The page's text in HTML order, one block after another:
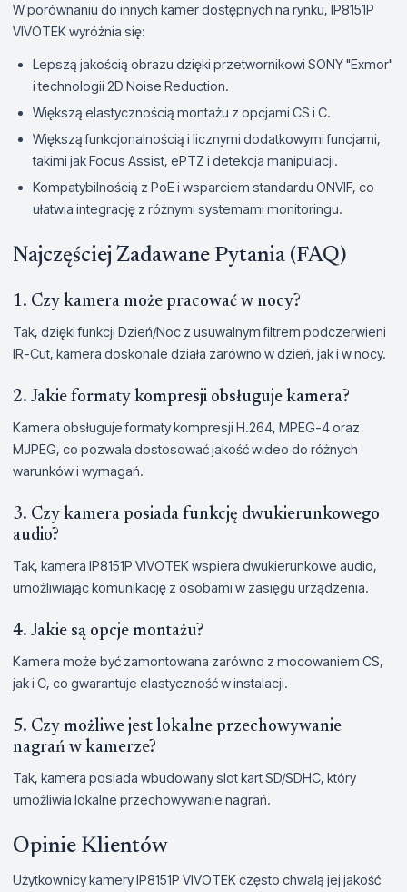
W porównaniu do innych kamer dostępnych na rynku, IP8151P
VIVOTEK wyróżnia się:
Lepszą jakością obrazu dzięki przetwornikowi SONY "Exmor"
i technologii 2D Noise Reduction.
Większą elastycznością montażu z opcjami CS i C.
Większą funkcjonalnością i licznymi dodatkowymi funcjami,
takimi jak Focus Assist, ePTZ i detekcja manipulacji.
Kompatybilnością z PoE i wsparciem standardu ONVIF, co
ułatwia integrację z różnymi systemami monitoringu.
Najczęściej Zadawane Pytania (FAQ)
1. Czy kamera może pracować w nocy?
Tak, dzięki funkcji Dzień/Noc z usuwalnym filtrem podczerwieni
IR-Cut, kamera doskonale działa zarówno w dzień, jak i w nocy.
2. Jakie formaty kompresji obsługuje kamera?
Kamera obsługuje formaty kompresji H.264, MPEG-4 oraz
MJPEG, co pozwala dostosować jakość wideo do różnych
warunków i wymagań.
3. Czy kamera posiada funkcję dwukierunkowego
audio?
Tak, kamera IP8151P VIVOTEK wspiera dwukierunkowe audio,
umożliwiając komunikację z osobami w zasięgu urządzenia.
4. Jakie są opcje montażu?
Kamera może być zamontowana zarówno z mocowaniem CS,
jak i C, co gwarantuje elastyczność w instalacji.
5. Czy możliwe jest lokalne przechowywanie
nagrań w kamerze?
Tak, kamera posiada wbudowany slot kart SD/SDHC, który
umożliwia lokalne przechowywanie nagrań.
Opinie Klientów
Użytkownicy kamery IP8151P VIVOTEK często chwalą jej jakość